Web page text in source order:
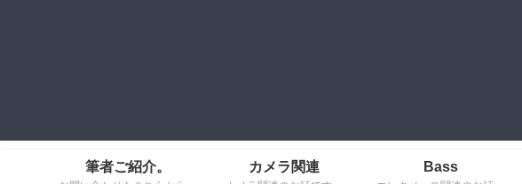
筆者ご紹介。
カメラ関連
Bass